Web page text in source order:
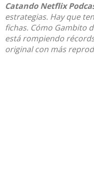
Catando Netflix
estrategias. Hay que
fichas. Cómo Gambito
está rompiendo
original con más